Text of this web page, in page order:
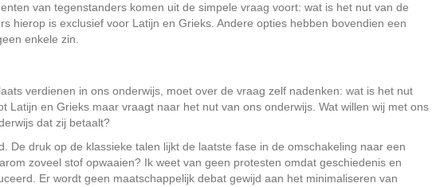
van tegenstanders komen uit de simpele vraag voort: wat is het nut van de
hierop is exclusief voor Latijn en Grieks. Andere opties hebben bovendien een
enkele zin.
verdienen in ons onderwijs, moet over de vraag zelf nadenken: wat is het nut
Latijn en Grieks maar vraagt naar het nut van ons onderwijs. Wat willen wij met ons
dat zij betaalt?
De druk op de klassieke talen lijkt de laatste fase in de omschakeling naar een
zoveel stof opwaaien? Ik weet van geen protesten omdat geschiedenis en
Er wordt geen maatschappelijk debat gewijd aan het minimaliseren van